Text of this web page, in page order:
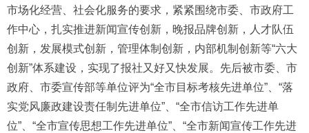
市场化经营、社会化服务的要求，紧紧围绕市委、市政府工
作中心，扎实推进新闻宣传创新，晚报品牌创新，人才队伍
创新，发展模式创新，管理体制创新，内部机制创新等“六大
创新”体系建设，实现了报社又好又快发展。先后被市委、市
政府、市委宣传部等单位评为“全市目标考核先进单位”、“落
实党风廉政建设责任制先进单位”、“全市信访工作先进单
位”、“全市宣传思想工作先进单位”、“全市新闻宣传工作先进